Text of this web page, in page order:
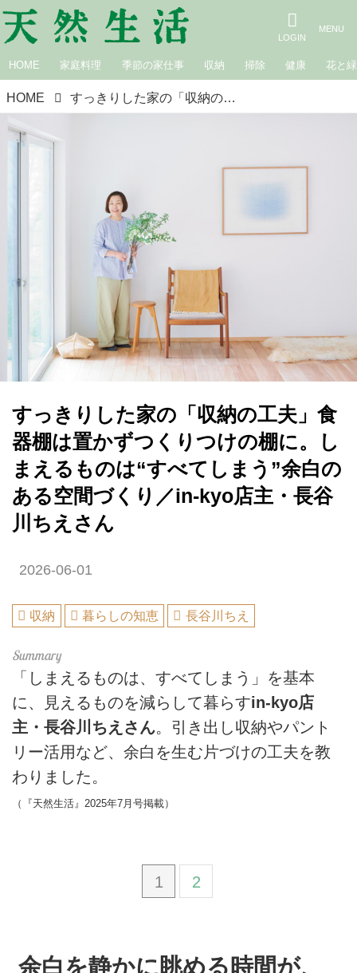
HOME 家庭料理 季節の家仕事 収納 掃除 健康 花と緑
HOME すっきりした家の「収納の工夫」食器棚は置かずつくりつけの棚に。しまえるものは“すべてしまう”余白のある空間づくり／in-kyo店主・長谷川ちえさん
すっきりした家の「収納の工夫」食
器棚は置かずつくりつけの棚に。し
まえるものは“すべてしまう”余白の
ある空間づくり／in-kyo店主・長谷
川ちえさん
2026-06-01
収納 暮らしの知恵 長谷川ちえ
「しまえるものは、すべてしまう」を基本
に、見えるものを減らして暮らすin-kyo店
主・長谷川ちえさん。引き出し収納やパント
リー活用など、余白を生む片づけの工夫を教
わりました。
（『天然生活』2025年7月号掲載）
1 2
余白を静かに眺める時間が、